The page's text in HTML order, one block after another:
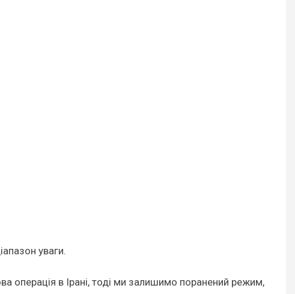
уваги.
операція в Ірані, тоді ми залишимо поранений режим,